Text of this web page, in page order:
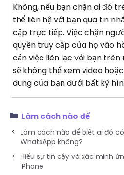
Không, nếu bạn chặn ai đó
thể liên hệ với bạn qua tin
cập trực tiếp. Việc chặn
quyền truy cập của họ vào
cản việc liên lạc với bạn trên
sẽ không thể xem video
dung của bạn dưới bất kỳ
Làm cách nào để
Làm cách nào để biết ai đó
WhatsApp không?
Hiểu sự tin cậy và xác minh
iPhone